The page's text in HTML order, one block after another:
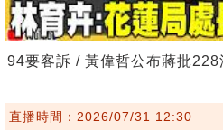
94要客訴 / 黃偉哲公布蔣批228
直播時間：2026/07/31 12:30